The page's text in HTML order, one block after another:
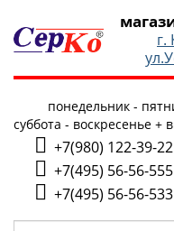
г.
понедельник -
суббота - воскресенье +
+7(980) 122-39-22
+7(495) 56-56-555
+7(495) 56-56-533